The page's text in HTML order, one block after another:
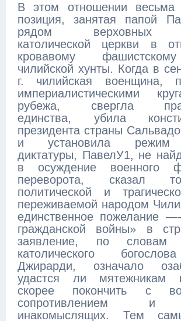
В этом отношении весьма
позиция, занятая папой
рядом верховных
католической церкви в
кровавому
чилийской хунты. Когда в
г. чилийская военщина,
империалистическими
рубежа, свергла
единства, убила
президента страны
и установила режим
диктатуры, ПавелУ1, не
в осуждение военного
переворота, сказал
политической и
переживаемой народом
единственное пожелание
гражданской войны» в
заявление, по словам
католического
Джирарди, означало
удастся ли мятежникам
скорее покончить с
сопротивлением и
инакомыслящих. Тем